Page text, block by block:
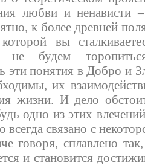
любви и ненависти
к более древней
вы
не будем
эти понятия в Добро и
их
жизни. И дело
одно из этих
всегда связано с
говоря, сплавлено
и становится